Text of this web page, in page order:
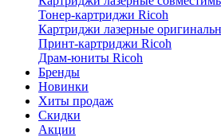
Тонер-картриджи Ricoh
Картриджи лазерные
Принт-картриджи Ricoh
Драм-юниты Ricoh
Бренды
Новинки
Хиты продаж
Скидки
Акции